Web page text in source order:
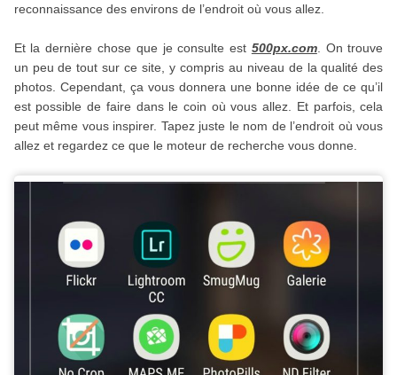
reconnaissance des environs de l’endroit où vous allez.
Et la dernière chose que je consulte est 500px.com. On trouve
un peu de tout sur ce site, y compris au niveau de la qualité des
photos. Cependant, ça vous donnera une bonne idée de ce qu’il
est possible de faire dans le coin où vous allez. Et parfois, cela
peut même vous inspirer. Tapez juste le nom de l’endroit où vous
allez et regardez ce que le moteur de recherche vous donne.